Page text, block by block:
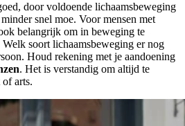
door voldoende lichaamsbeweging
snel moe. Voor mensen met
belangrijk om in beweging te
soort lichaamsbeweging er nog
Houd rekening met je aandoening
. Het is verstandig om altijd te
arts.